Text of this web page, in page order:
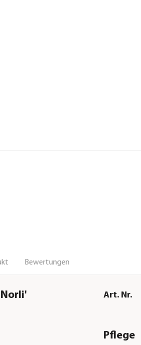
Bewertungen
Art. Nr.
Pflege